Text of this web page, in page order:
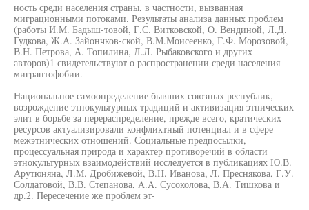
ность среди населения страны, в частности, вызванная
миграционными потоками. Результаты анализа данных проблем
(работы И.М. Бадыш-товой, Г.С. Витковской, О. Вендиной, Л.Д.
Гудкова, Ж.А. Зайончков-ской, В.М.Моисеенко, Г.Ф. Морозовой,
В.Н. Петрова, А. Топилина, Л.Л. Рыбаковского и других
авторов)1 свидетельствуют о распространении среди населения
мигрантофобии.
Национальное самоопределение бывших союзных республик,
возрождение этнокультурных традиций и активизация этнических
элит в борьбе за перераспределение, прежде всего, кратических
ресурсов актуализировали конфликтный потенциал и в сфере
межэтнических отношений. Социальные предпосылки,
процессуальная природа и характер противоречий в области
этнокультурных взаимодействий исследуется в публикациях Ю.В.
Арутюняна, Л.М. Дробижевой, В.Н. Иванова, Л. Преснякова, Г.У.
Солдатовой, В.В. Степанова, A.A. Сусоколова, В.А. Тишкова и
др.2. Пересечение же проблем эт-